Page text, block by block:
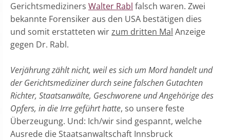
Gerichtsmediziners Walter Rabl falsch waren. Zwei
bekannte Forensiker aus den USA bestätigen dies
und somit erstatteten wirzum dritten Mal Anzeige
gegen Dr. Rabl.
Verjährung zählt nicht, weil es sich um Mord handelt und
der Gerichtsmediziner durch seine falschen Gutachten
Richter, Staatsanwälte, Geschworene und Angehörige des
Opfers, in die Irre geführt hatte, so unsere feste
Überzeugung. Und: Ich/wir sind gespannt, welche
Ausrede die Staatsanwaltschaft Innsbruck